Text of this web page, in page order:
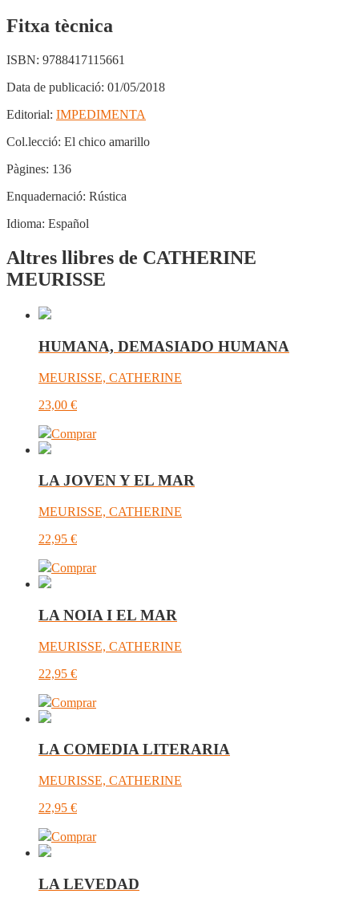
Fitxa tècnica
ISBN: 9788417115661
Data de publicació: 01/05/2018
Editorial: IMPEDIMENTA
Col.lecció: El chico amarillo
Pàgines: 136
Enquadernació: Rústica
Idioma: Español
Altres llibres de CATHERINE
MEURISSE
HUMANA, DEMASIADO HUMANA
MEURISSE, CATHERINE
23,00 €
Comprar
LA JOVEN Y EL MAR
MEURISSE, CATHERINE
22,95 €
Comprar
LA NOIA I EL MAR
MEURISSE, CATHERINE
22,95 €
Comprar
LA COMEDIA LITERARIA
MEURISSE, CATHERINE
22,95 €
Comprar
LA LEVEDAD